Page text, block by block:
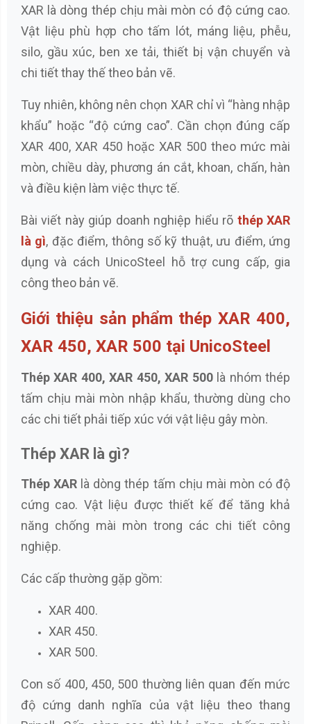
XAR là dòng thép chịu mài mòn có độ cứng cao.
Vật liệu phù hợp cho tấm lót, máng liệu, phễu,
silo, gầu xúc, ben xe tải, thiết bị vận chuyển và
chi tiết thay thế theo bản vẽ.
Tuy nhiên, không nên chọn XAR chỉ vì “hàng nhập
khẩu” hoặc “độ cứng cao”. Cần chọn đúng cấp
XAR 400, XAR 450 hoặc XAR 500 theo mức mài
mòn, chiều dày, phương án cắt, khoan, chấn, hàn
và điều kiện làm việc thực tế.
Bài viết này giúp doanh nghiệp hiểu rõ thép XAR
là gì, đặc điểm, thông số kỹ thuật, ưu điểm, ứng
dụng và cách UnicoSteel hỗ trợ cung cấp, gia
công theo bản vẽ.
Giới thiệu sản phẩm thép XAR 400,
XAR 450, XAR 500 tại UnicoSteel
Thép XAR 400, XAR 450, XAR 500là nhóm thép
tấm chịu mài mòn nhập khẩu, thường dùng cho
các chi tiết phải tiếp xúc với vật liệu gây mòn.
Thép XAR là gì?
Thép XAR là dòng thép tấm chịu mài mòn có độ
cứng cao. Vật liệu được thiết kế để tăng khả
năng chống mài mòn trong các chi tiết công
nghiệp.
Các cấp thường gặp gồm:
XAR 400.
XAR 450.
XAR 500.
Con số 400, 450, 500 thường liên quan đến mức
độ cứng danh nghĩa của vật liệu theo thang